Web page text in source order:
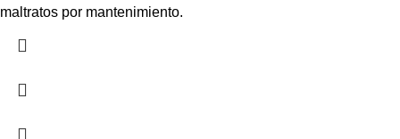
maltratos por mantenimiento.